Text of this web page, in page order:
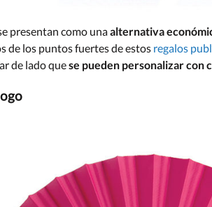
presentan como unaalternativa
de los puntos fuertes de estos regalos
de lado quese pueden personalizar con